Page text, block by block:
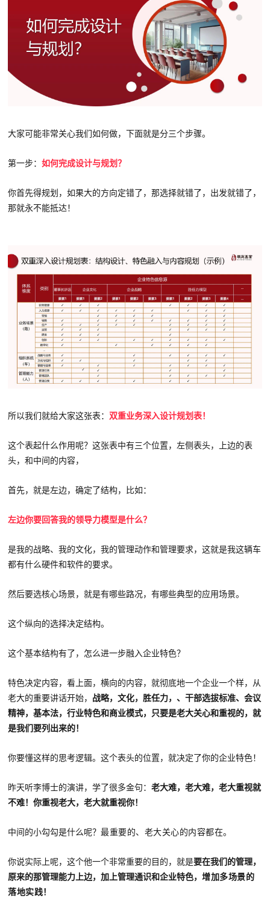
大家可能非常关心我们如何做，下面就是分三个步骤。
第一步：如何完成设计与规划？
你首先得规划，如果大的方向定错了，那选择就错了，出发就错了，
那就永不能抵达！
所以我们就给大家这张表： 双重业务深入设计规划表！
这个表起什么作用呢？这张表中有三个位置，左侧表头，上边的表
头，和中间的内容，
首先，就是左边，确定了结构，比如：
左边你要回答我的领导力模型是什么？
是我的战略、我的文化，我的管理动作和管理要求，这就是我这辆车
都有什么硬件和软件的要求。
然后要选核心场景，就是有哪些路况，有哪些典型的应用场景。
这个纵向的选择决定结构。
这个基本结构有了，怎么进一步融入企业特色？
特色决定内容，看上面，横向的内容，就彻底地一个企业一个样，从
老大的重要讲话开始， 战略，文化，胜任力，、干部选拔标准、会议
精神，基本法，行业特色和商业模式，只要是老大关心和重视的，就
是我们要列出来的！
你要懂这样的思考逻辑。这个表头的位置，就决定了你的企业特色！
昨天听李博士的演讲，学了很多金句：老大难，老大难，老大重视就
不难！你重视老大，老大就重视你！
中间的小勾勾是什么呢？最重要的、老大关心的内容都在。
你说实际上呢，这个他一个非常重要的目的，就是要在我们的管理，
原来的那管理能力上边，加上管理通识和企业特色，增加多场景的
落地实践！